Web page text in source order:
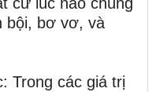
bội, bơ vơ, và
Trong các giá trị